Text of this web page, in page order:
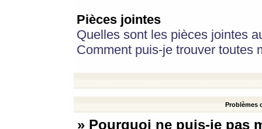
Pièces jointes
Quelles sont les pièces jointes
Comment puis-je trouver toutes
Problèmes
» Pourquoi ne puis-je pas